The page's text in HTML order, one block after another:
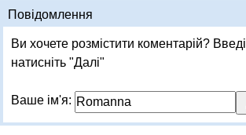
Повідомлення
Ви хочете розмістити коментарій?
натисніть "Далі"
Ваше ім'я: